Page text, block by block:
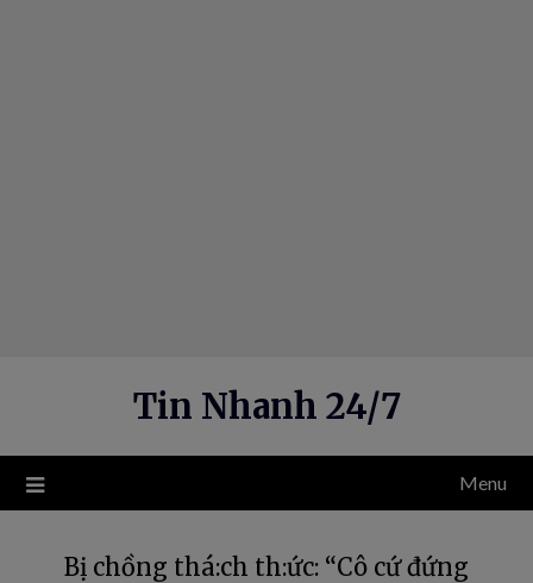
Tin Nhanh 24/7
Menu
Bị chồng thá:ch th:ức: “Cô cứ đứng